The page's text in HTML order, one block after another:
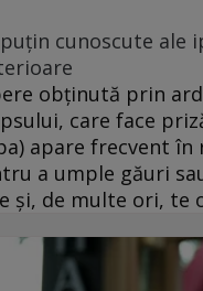
cunoscute ale
obținută prin
care face
apare frecvent în
a umple găuri
și, de multe ori, te